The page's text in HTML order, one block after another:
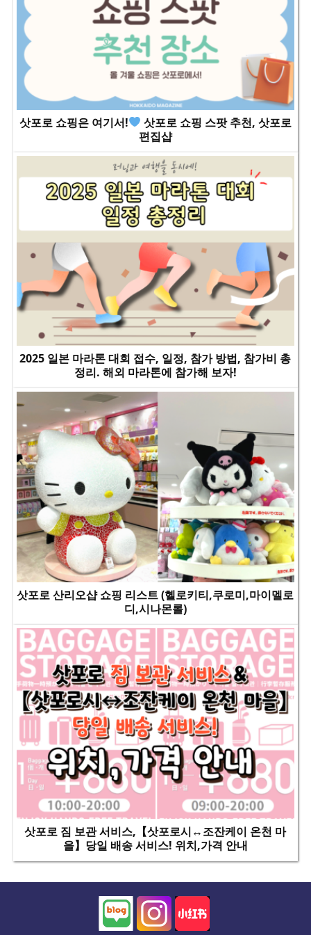
삿포로 쇼핑은 여기서!
삿포로 쇼핑 스팟 추천, 삿포로
편집샵
2025 일본 마라톤 대회 접수, 일정, 참가 방법, 참가비 총
정리. 해외 마라톤에 참가해 보자!
삿포로 산리오샵 쇼핑 리스트 (헬로키티,쿠로미,마이멜로
디,시나몬롤)
삿포로 짐 보관 서비스,【삿포로시↔조잔케이 온천 마
을】당일 배송 서비스! 위치,가격 안내